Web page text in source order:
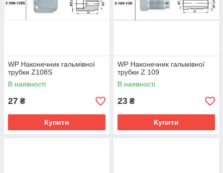
WP Наконечник гальмівної
трубки Z108S
В наявності
27 ₴
Купити
WP Наконечник гальмівної
трубки Z 109
В наявності
23 ₴
Купити